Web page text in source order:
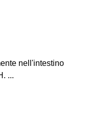
nell'intestino
...